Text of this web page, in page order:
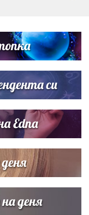
Стоичков и
си
Edna
деня